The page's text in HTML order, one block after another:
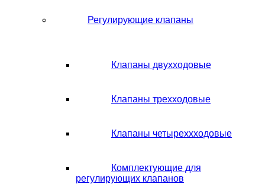
Регулирующие клапаны
Клапаны двухходовые
Клапаны трехходовые
Клапаны четыреххходовые
Комплектующие для
регулирующих клапанов